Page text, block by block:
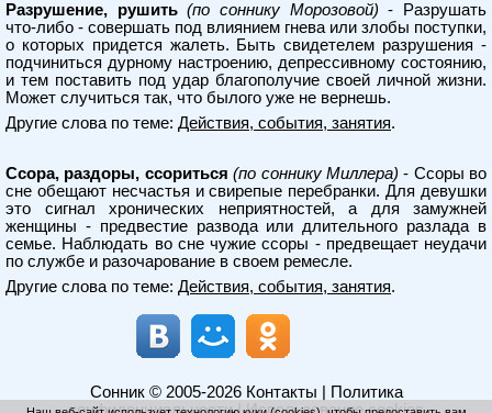
Разрушение, рушить (по соннику Морозовой) - Разрушать
что-либо - совершать под влиянием гнева или злобы поступки,
о которых придется жалеть. Быть свидетелем разрушения -
подчиниться дурному настроению, депрессивному состоянию,
и тем поставить под удар благополучие своей личной жизни.
Может случиться так, что былого уже не вернешь.
Другие слова по теме: Действия, события, занятия.
Ссора, раздоры, ссориться (по соннику Миллера) - Ссоры во
сне обещают несчастья и свирепые перебранки. Для девушки
это сигнал хронических неприятностей, а для замужней
женщины - предвестие развода или длительного разлада в
семье. Наблюдать во сне чужие ссоры - предвещает неудачи
по службе и разочарование в своем ремесле.
Другие слова по теме: Действия, события, занятия.
Сонник© 2005-2026 Контакты
Политика